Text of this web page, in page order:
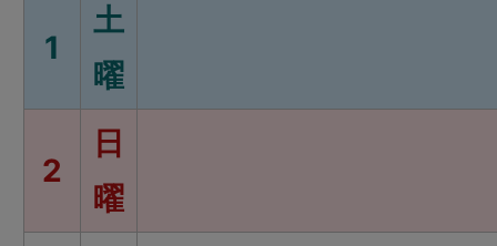
1
土
曜
2
日
曜